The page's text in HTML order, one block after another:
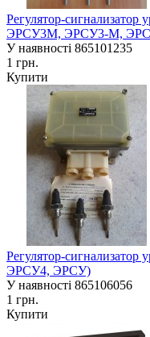
Регулятор-
ЭРСУ3М, ЭРСУ3-М,
У наявності 865101235
1 грн.
Купити
Регулятор-
ЭРСУ4, ЭРСУ)
У наявності 865106056
1 грн.
Купити